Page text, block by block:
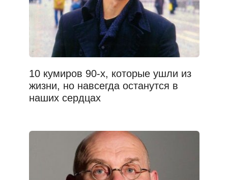
10 кумиров 90-х, которые ушли из
жизни, но навсегда останутся в
наших сердцах